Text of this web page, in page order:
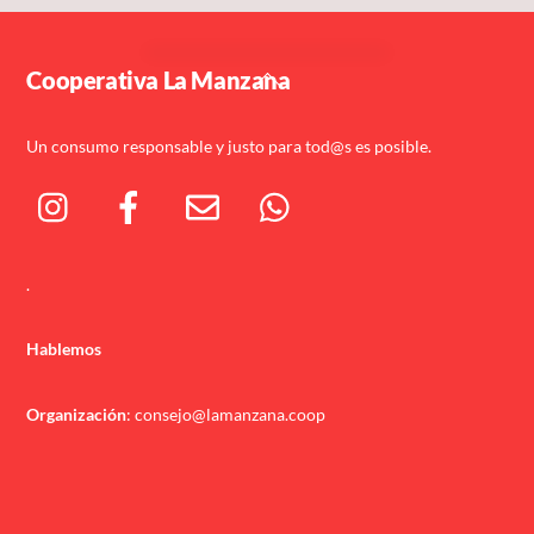
Back
Cooperativa La Manzana
Un consumo responsable y justo para tod@s es posible.
.
Hablemos
Organización: consejo@lamanzana.coop